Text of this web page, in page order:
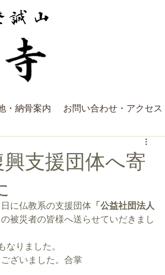
・納骨案内 お問い合わせ・アクセス
支援団体へ寄
に仏教系の支援団体 「公益社団法人
被災者の皆様へ送らせていだきまし
なりました。
ざいました。合掌